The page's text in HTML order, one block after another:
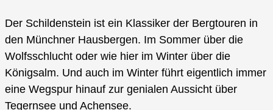
Der Schildenstein ist ein Klassiker der Bergtouren in
den Münchner Hausbergen. Im Sommer über die
Wolfsschlucht oder wie hier im Winter über die
Königsalm. Und auch im Winter führt eigentlich immer
eine Wegspur hinauf zur genialen Aussicht über
Tegernsee und Achensee.